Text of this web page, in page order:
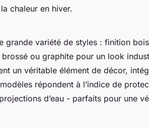
chaleur en hiver.
grande variété de styles : finition
ou graphite pour un look
un véritable élément de décor,
répondent à l’indice de
d’eau - parfaits pour une